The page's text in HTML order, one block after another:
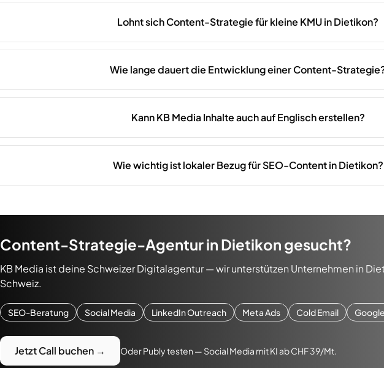
Lohnt sich Content-Strategie für kleine KMU in Dietikon?
Wie lange dauert die Entwicklung einer Content-
Kann KB Media Inhalte auch auf Englisch erstellen?
Wie wichtig ist lokaler Bezug für SEO-Content in Dietikon?
Content-Strategie-Agenturin Dietikon gesucht?
KB Media ist deine Schweizer Digitalagentur — wir unterstützen Unternehmen in
Schweiz.
SEO-Beratung Social Media LinkedIn Outreach Meta Ads Cold Email
Jetzt Call buchen → Oder Publy testen — Social Media mit KI ab CHF 39/Mt.